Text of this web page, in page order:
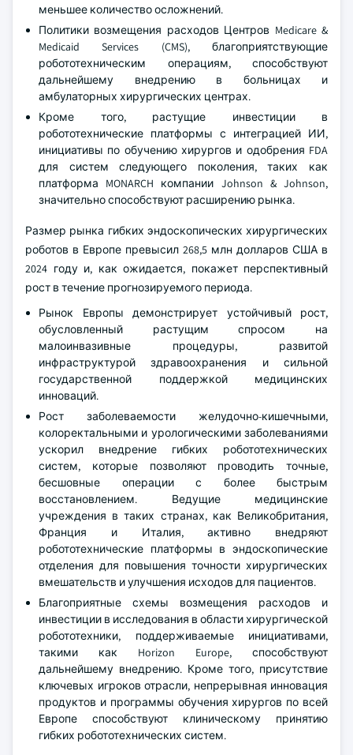
меньшее количество осложнений.
Политики возмещения расходов Центров Medicare &
Medicaid Services (CMS), благоприятствующие
робототехническим операциям, способствуют
дальнейшему внедрению в больницах и
амбулаторных хирургических центрах.
Кроме того, растущие инвестиции в
робототехнические платформы с интеграцией ИИ,
инициативы по обучению хирургов и одобрения FDA
для систем следующего поколения, таких как
платформа MONARCH компании Johnson & Johnson,
значительно способствуют расширению рынка.
Размер рынка гибких эндоскопических хирургических
роботов в Европе превысил 268,5 млн долларов США в
2024 году и, как ожидается, покажет перспективный
рост в течение прогнозируемого периода.
Рынок Европы демонстрирует устойчивый рост,
обусловленный растущим спросом на
малоинвазивные процедуры, развитой
инфраструктурой здравоохранения и сильной
государственной поддержкой медицинских
инноваций.
Рост заболеваемости желудочно-кишечными,
колоректальными и урологическими заболеваниями
ускорил внедрение гибких робототехнических
систем, которые позволяют проводить точные,
бесшовные операции с более быстрым
восстановлением. Ведущие медицинские
учреждения в таких странах, как Великобритания,
Франция и Италия, активно внедряют
робототехнические платформы в эндоскопические
отделения для повышения точности хирургических
вмешательств и улучшения исходов для пациентов.
Благоприятные схемы возмещения расходов и
инвестиции в исследования в области хирургической
робототехники, поддерживаемые инициативами,
такими как Horizon Europe, способствуют
дальнейшему внедрению. Кроме того, присутствие
ключевых игроков отрасли, непрерывная инновация
продуктов и программы обучения хирургов по всей
Европе способствуют клиническому принятию
гибких робототехнических систем.